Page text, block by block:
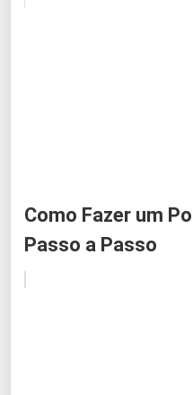
Como Fazer um
Passo a Passo